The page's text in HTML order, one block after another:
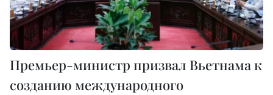
Премьер-министр призвал Вьетнама к
созданию международного